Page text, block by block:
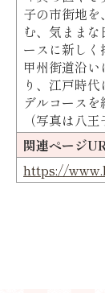
子の市街地
む、気まま
ースに新しく
甲州街道沿
り、江戸時
デルコースを
（写真は八
関連ページ
https://